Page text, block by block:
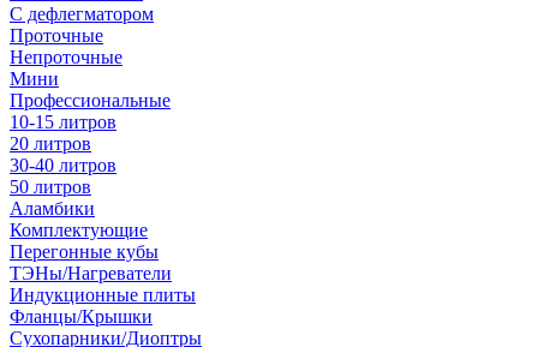
С дефлегматором
Проточные
Непроточные
Мини
Профессиональные
10-15 литров
20 литров
30-40 литров
50 литров
Аламбики
Комплектующие
Перегонные кубы
ТЭНы/Нагреватели
Индукционные плиты
Фланцы/Крышки
Сухопарники/Диоптры